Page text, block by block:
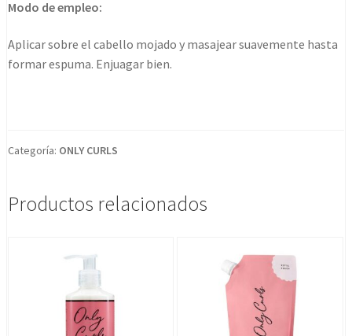
Modo de empleo:
Aplicar sobre el cabello mojado y masajear suavemente hasta
formar espuma. Enjuagar bien.
Categoría: ONLY CURLS
Productos relacionados